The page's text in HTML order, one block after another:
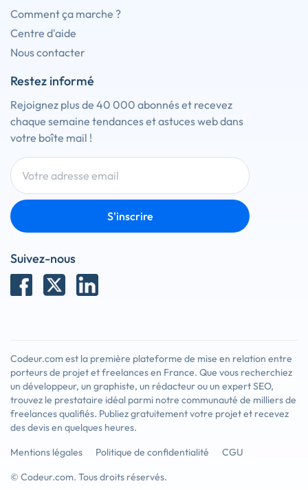
Comment ça marche ?
Centre d'aide
Nous contacter
Restez informé
Rejoignez plus de 40 000 abonnés et recevez
chaque semaine tendances et astuces web dans
votre boîte mail !
S'inscrire
Suivez-nous
Codeur.com est la première plateforme de mise en relation entre
porteurs de projet et freelances en France. Que vous recherchiez
un développeur, un graphiste, un rédacteur ou un expert SEO,
trouvez le prestataire idéal parmi notre communauté de milliers de
freelances qualifiés. Publiez gratuitement votre projet et recevez
des devis en quelques heures.
Mentions légales
Politique de confidentialité
CGU
© Codeur.com. Tous droits réservés.